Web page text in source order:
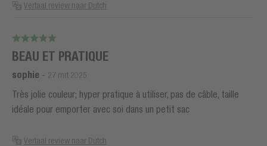
Vertaal review naar Dutch
BEAU ET PRATIQUE
sophie - 27 mrt 2025
Très jolie couleur; hyper pratique à utiliser, pas de câble, taille
idéale pour emporter avec soi dans un petit sac
Vertaal review naar Dutch